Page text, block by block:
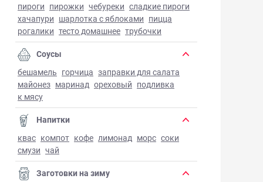
пироги пирожки чебуреки сладкие пироги
хачапури шарлотка с яблоками пицца
рогалики тесто домашнее трубочки
Соусы
бешамель горчица заправки для салата
майонез маринад ореховый подливка
к мясу
Напитки
квас компот кофе лимонад морс соки
смузи чай
Заготовки на зиму